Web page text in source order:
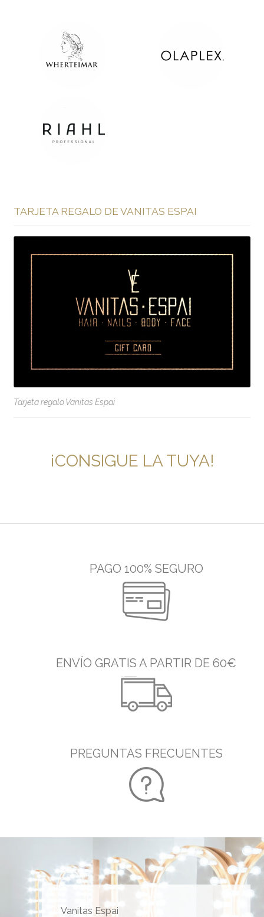
TARJETA REGALO DE VANITAS ESPAI
Tarjeta regalo Vanitas Espai
¡CONSIGUE LA TUYA!
PAGO 100% SEGURO
ENVÍO GRATIS A PARTIR DE 60€
PREGUNTAS FRECUENTES
Vanitas Espai